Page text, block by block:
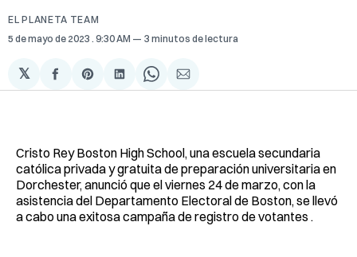
EL PLANETA TEAM
5 de mayo de 2023 . 9:30 AM 3 minutos de lectura
𝕏
Compartir
en
Share
on
Compartir
en
Share
on
Compartir
via
Cristo Rey Boston High School, una escuela secundaria
católica privada y gratuita de preparación universitaria en
Dorchester, anunció que el viernes 24 de marzo, con la
asistencia del Departamento Electoral de Boston, se llevó
a cabo una exitosa campaña de registro de votantes .